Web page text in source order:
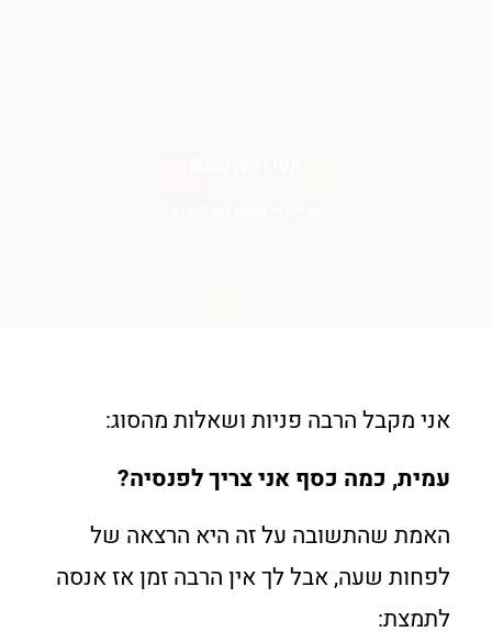
אני מקבל הרבה פניות ושאלות מהסוג:
עמית, כמה כסף אני צריך לפנסיה?
האמת שהתשובה על זה היא הרצאה של
לפחות שעה, אבל לך אין הרבה זמן אז אנסה
לתמצת: